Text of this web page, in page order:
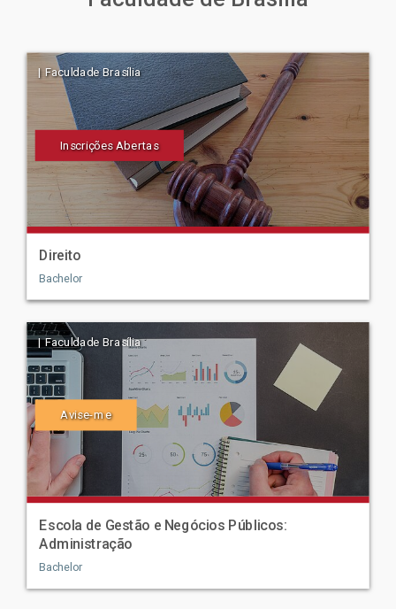
| Faculdade Brasília
Inscrições Abertas
Direito
Bachelor
| Faculdade Brasília
Avise-me
Escola de Gestão e Negócios Públicos:
Administração
Bachelor